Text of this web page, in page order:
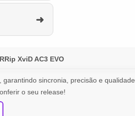
➜
XviD AC3 EVO
sincronia, precisão e qualidade.
o seu release!